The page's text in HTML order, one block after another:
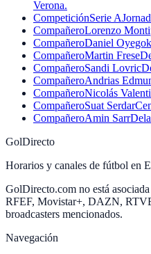
Verona.
CompeticiónSerie A
CompañeroLorenzo
CompañeroDaniel
CompañeroMartin Frese
CompañeroSandi Lovric
CompañeroAndrias
CompañeroNicolás
CompañeroSuat Serdar
CompañeroAmin Sarr
GolDirecto
Horarios y canales de fútbol en
GolDirecto.com no está
RFEF, Movistar+, DAZN,
broadcasters mencionados.
Navegación